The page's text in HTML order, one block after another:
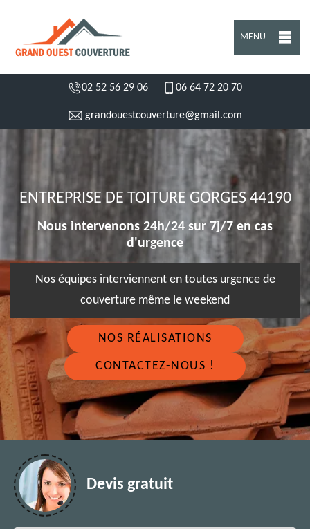
MENU
02 52 56 29 06 06 64 72 20 70
grandouestcouverture@gmail.com
ENTREPRISE DE TOITURE GORGES 44190
Nous intervenons 24h/24 sur 7j/7 en cas
d'urgence
Nos équipes interviennent en toutes urgence de
couverture même le weekend
NOS RÉALISATIONS
CONTACTEZ-NOUS !
Devis gratuit